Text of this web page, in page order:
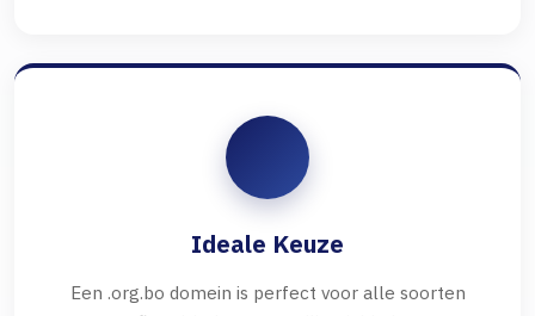
Ideale Keuze
Een .org.bo domein is perfect voor alle soorten